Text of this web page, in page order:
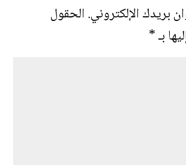
بريدك الإلكتروني.الحقول
بـ*